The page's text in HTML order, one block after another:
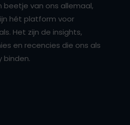
beetje van ons allemaal,
hét platform voor
Het zijn de insights,
en recencies die ons als
binden.